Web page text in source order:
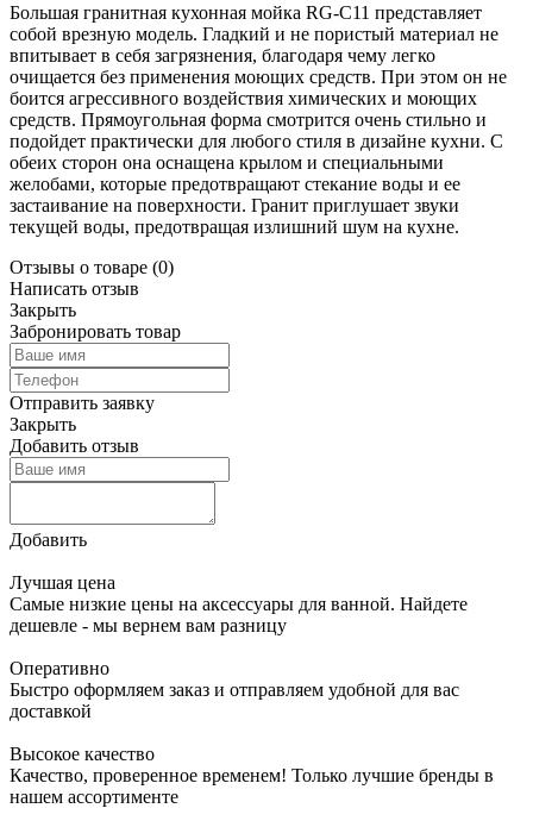
Большая гранитная кухонная мойка RG-C11 представляет
собой врезную модель. Гладкий и не пористый материал не
впитывает в себя загрязнения, благодаря чему легко
очищается без применения моющих средств. При этом он не
боится агрессивного воздействия химических и моющих
средств. Прямоугольная форма смотрится очень стильно и
подойдет практически для любого стиля в дизайне кухни. С
обеих сторон она оснащена крылом и специальными
желобами, которые предотвращают стекание воды и ее
застаивание на поверхности. Гранит приглушает звуки
текущей воды, предотвращая излишний шум на кухне.
Отзывы о товаре (0)
Написать отзыв
Закрыть
Забронировать товар
Отправить заявку
Закрыть
Добавить отзыв
Добавить
Лучшая цена
Самые низкие цены на аксессуары для ванной. Найдете
дешевле - мы вернем вам разницу
Оперативно
Быстро оформляем заказ и отправляем удобной для вас
доставкой
Высокое качество
Качество, проверенное временем! Только лучшие бренды в
нашем ассортименте